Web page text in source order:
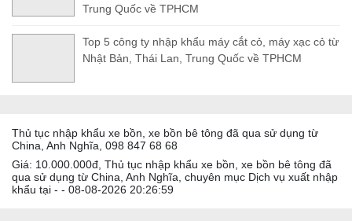
Trung Quốc về TPHCM
Top 5 công ty nhập khẩu máy cắt cỏ, máy xạc cỏ từ
Nhật Bản, Thái Lan, Trung Quốc về TPHCM
Thủ tục nhập khẩu xe bồn, xe bồn bê tông đã qua sử dụng từ
China, Anh Nghĩa, 098 847 68 68
Giá: 10.000.000đ, Thủ tục nhập khẩu xe bồn, xe bồn bê tông đã
qua sử dụng từ China, Anh Nghĩa, chuyên mục Dịch vụ xuất nhập
khẩu tại - - 08-08-2026 20:26:59